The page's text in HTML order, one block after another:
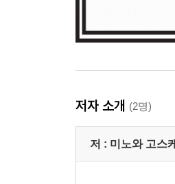
저자 소개 (2명)
저 : 미노와 고스케